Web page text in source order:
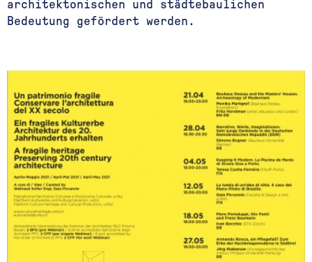
architektonischen und städtebaulichen
Bedeutung gefördert werden.